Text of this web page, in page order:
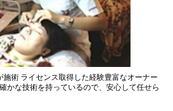
施術 ライセンス取得した経験豊富なオーナー
かな技術を持っているので、安心して任せら